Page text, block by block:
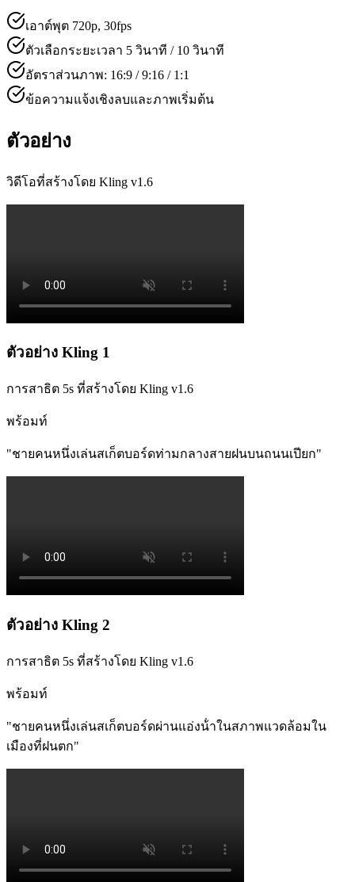
เอาต์พุต 720p, 30fps
ตัวเลือกระยะเวลา 5 วินาที / 10 วินาที
อัตราส่วนภาพ: 16:9 / 9:16 / 1:1
ข้อความแจ้งเชิงลบและภาพเริ่มต้น
ตัวอย่าง
วิดีโอที่สร้างโดย Kling v1.6
ตัวอย่าง Kling 1
การสาธิต 5s ที่สร้างโดย Kling v1.6
พร้อมท์
"ชายคนหนึ่งเล่นสเก็ตบอร์ดท่ามกลางสายฝนบนถนนเปียก"
ตัวอย่าง Kling 2
การสาธิต 5s ที่สร้างโดย Kling v1.6
พร้อมท์
"ชายคนหนึ่งเล่นสเก็ตบอร์ดผ่านแอ่งน้ําในสภาพแวดล้อมใน
เมืองที่ฝนตก"